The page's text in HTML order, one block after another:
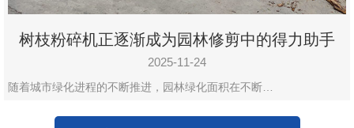
树枝粉碎机正逐渐成为园林修剪中的得力助手
2025-11-24
随着城市绿化进程的不断推进，园林绿化面积在不断…